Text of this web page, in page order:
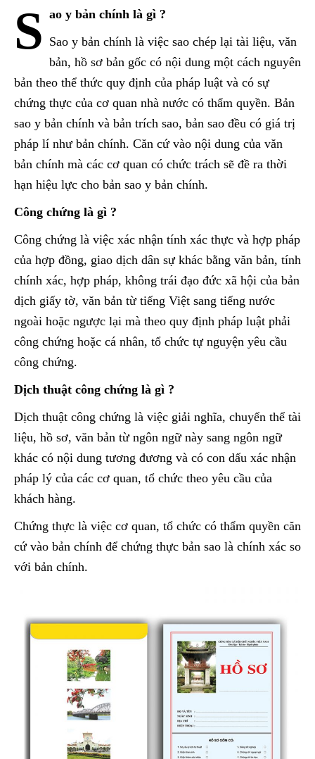
S ao y bản chính là gì ?
Sao y bản chính là việc sao chép lại tài liệu, văn
bản, hồ sơ bản gốc có nội dung một cách nguyên
bản theo thể thức quy định của pháp luật và có sự
chứng thực của cơ quan nhà nước có thẩm quyền. Bản
sao y bản chính và bản trích sao, bản sao đều có giá trị
pháp lí như bản chính. Căn cứ vào nội dung của văn
bản chính mà các cơ quan có chức trách sẽ đề ra thời
hạn hiệu lực cho bản sao y bản chính.
Công chứng là gì ?
Công chứng là việc xác nhận tính xác thực và hợp pháp
của hợp đồng, giao dịch dân sự khác bằng văn bản, tính
chính xác, hợp pháp, không trái đạo đức xã hội của bản
dịch giấy tờ, văn bản từ tiếng Việt sang tiếng nước
ngoài hoặc ngược lại mà theo quy định pháp luật phải
công chứng hoặc cá nhân, tổ chức tự nguyện yêu cầu
công chứng.
Dịch thuật công chứng là gì ?
Dịch thuật công chứng là việc giải nghĩa, chuyển thể tài
liệu, hồ sơ, văn bản từ ngôn ngữ này sang ngôn ngữ
khác có nội dung tương đương và có con dấu xác nhận
pháp lý của các cơ quan, tổ chức theo yêu cầu của
khách hàng.
Chứng thực là việc cơ quan, tổ chức có thẩm quyền căn
cứ vào bản chính để chứng thực bản sao là chính xác so
với bản chính.